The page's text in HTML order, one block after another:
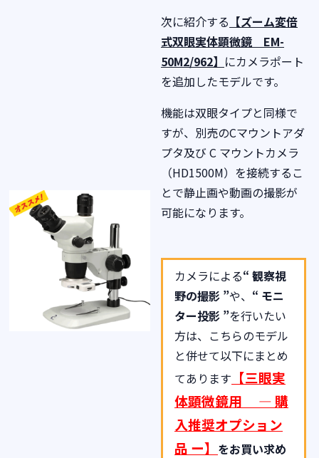
次に紹介する 【ズーム変倍
式双眼実体顕微鏡 EM-
50M2/962】 にカメラポート
を追加したモデルです。
機能は双眼タイプと同様で
すが、別売のCマウントアダ
プタ及び C マウントカメラ
（HD1500M）を接続するこ
とで静止画や動画の撮影が
可能になります。
カメラによる“ 観察視
野の撮影 ”や、 “ モニ
ター投影 ”を行いたい
方は、こちらのモデル
と併せて以下にまとめ
てあります 【三眼実
体顕微鏡用 ― 購
入推奨オプション
品 ー】 をお買い求め